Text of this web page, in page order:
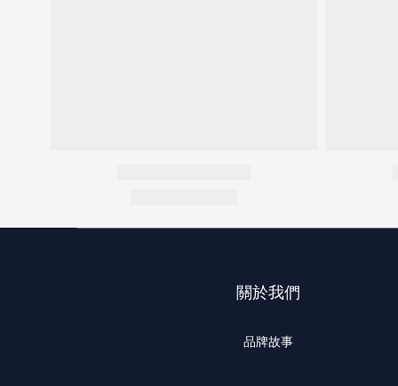
關於我們
品牌故事